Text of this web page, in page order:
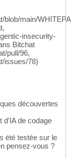
blob/main/
insecurity-
Bitchat
pull/96,
issues/78)
découvertes
d'IA de codage
été testée sur le
pensez-vous ?